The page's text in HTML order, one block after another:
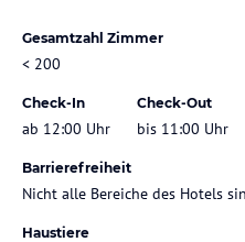
Gesamtzahl Zimmer
< 200
Check-In
ab 12:00 Uhr
Check-Out
bis 11:00 Uhr
Barrierefreiheit
Nicht alle Bereiche des Hotels
Haustiere